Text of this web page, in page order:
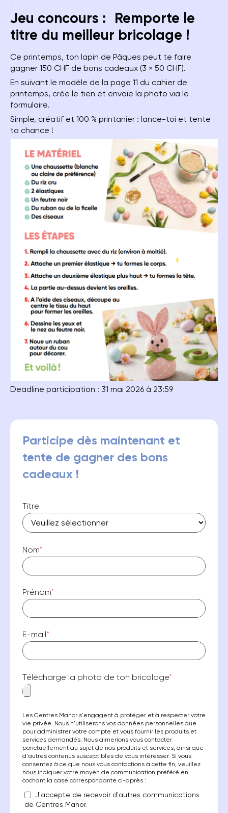
s
Jeu concours : Remporte le
titre du meilleur bricolage !
Ce printemps, ton lapin de Pâques peut te faire
gagner 150 CHF de bons cadeaux (3 × 50 CHF).
En suivant le modèle de la page 11 du cahier de
printemps, crée le tien et envoie la photo via le
formulaire.
Simple, créatif et 100 % printanier : lance-toi et tente
ta chance !
Deadline participation : 31 mai 2026 à 23:59
Participe dès maintenant et
tente de gagner des bons
cadeaux !
Titre
Nom*
Prénom*
E-mail*
Télécharge la photo de ton bricolage*
Les Centres Manor s'engagent à protéger et à respecter votre
vie privée. Nous n'utiliserons vos données personnelles que
pour administrer votre compte et vous fournir les produits et
services demandés. Nous aimerions vous contacter
ponctuellement au sujet de nos produits et services, ainsi que
d'autres contenus susceptibles de vous intéresser. Si vous
consentez à ce que nous vous contactions à cette fin, veuillez
nous indiquer votre moyen de communication préféré en
cochant la case correspondante ci-après :
J'accepte de recevoir d'autres communications
de Centres Manor.